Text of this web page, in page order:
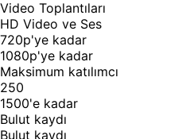
Video Toplantıları
HD Video ve Ses
720p'ye kadar
1080p'ye kadar
Maksimum katılımcı
250
1500'e kadar
Bulut kaydı
Bulut kaydı